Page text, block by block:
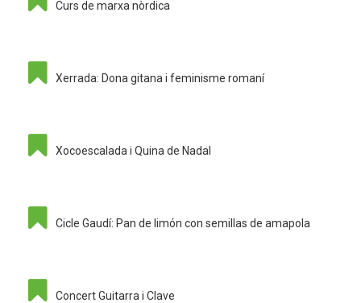
Curs de marxa nòrdica
Xerrada: Dona gitana i feminisme romaní
Xocoescalada i Quina de Nadal
Cicle Gaudí: Pan de limón con semillas de amapola
Concert Guitarra i Clave